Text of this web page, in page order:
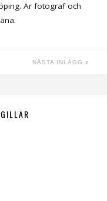
Är fotograf och
NÄSTA INLÄGG